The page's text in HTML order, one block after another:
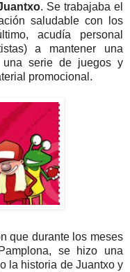
. Se trabajaba el
saludable con los
acudía personal
a mantener una
una serie de juegos y
promocional.
que durante los meses
se hizo una
la historia de Juantxo y